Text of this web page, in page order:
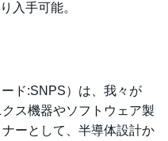
入手可能。
ド:SNPS）は、我々が
ス機器やソフトウェア製
ーとして、半導体設計か